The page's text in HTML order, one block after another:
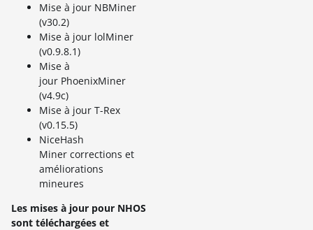
Mise à jour NBMiner
(v30.2)
Mise à jour lolMiner
(v0.9.8.1)
Mise à
jour PhoenixMiner
(v4.9c)
Mise à jour T-Rex
(v0.15.5)
NiceHash
Miner corrections et
améliorations
mineures
Les mises à jour pour NHOS
sont téléchargées et